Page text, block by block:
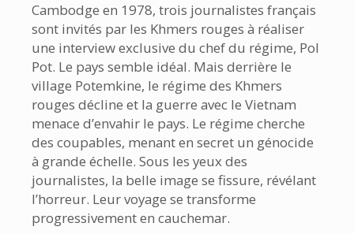
Cambodge en 1978, trois journalistes français
sont invités par les Khmers rouges à réaliser
une interview exclusive du chef du régime, Pol
Pot. Le pays semble idéal. Mais derrière le
village Potemkine, le régime des Khmers
rouges décline et la guerre avec le Vietnam
menace d’envahir le pays. Le régime cherche
des coupables, menant en secret un génocide
à grande échelle. Sous les yeux des
journalistes, la belle image se fissure, révélant
l’horreur. Leur voyage se transforme
progressivement en cauchemar.